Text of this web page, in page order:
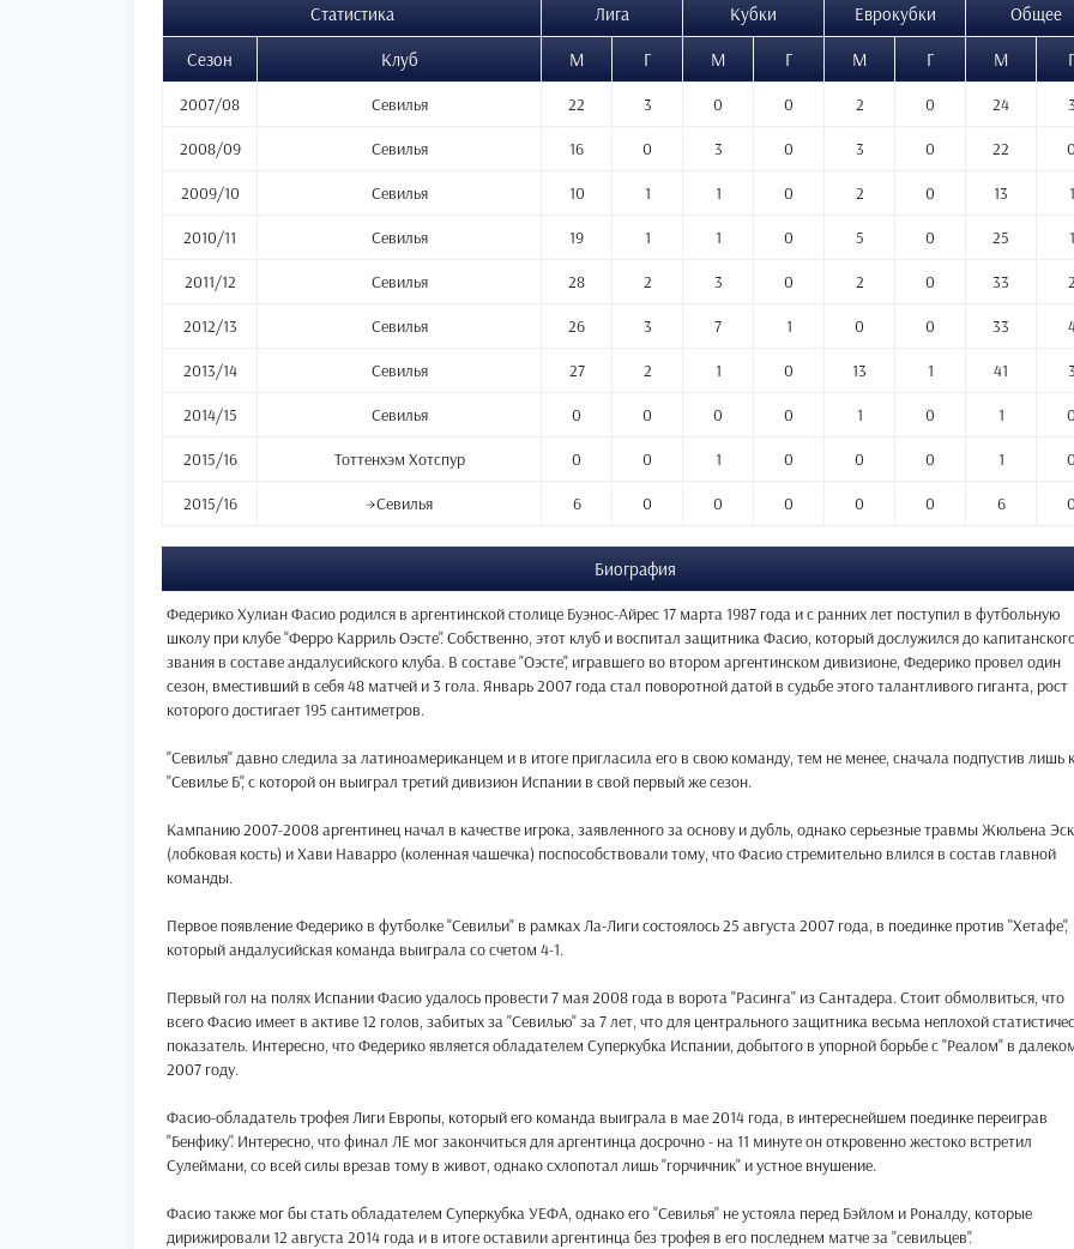
Статистика Лига Кубки Еврокубки
Общее
Сезон
Клуб М Г М Г М Г М Г
2007/08 Севилья 22 3 0 0 2 0 24 3
2008/09 Севилья 16 0 3 0 3 0 22 0
2009/10 Севилья 10 1 1 0 2 0 13 1
2010/11 Севилья 19 1 1 0 5 0 25 1
2011/12 Севилья 28 2 3 0 2 0 33 2
2012/13 Севилья 26 3 7 1 0 0 33
2013/14 Севилья 27 2 1 0 13 1 41 3
2014/15 Севилья 0 0 0 0 1 0 1 0
2015/16 Тоттенхэм Хотспур 0 0 1 0 0 0 1 0
2015/16 →Севилья 6 0 0 0 0 0 6 0
Биография
Федерико Хулиан Фасио родился в аргентинской столице Буэнос-Айрес 17 марта 1987 года и с ранних лет поступил в футбольную
школу при клубе "Ферро Карриль Оэсте". Собственно, этот клуб и воспитал защитника Фасио, который дослужился до
звания в составе андалусийского клуба. В составе "Оэсте", игравшего во втором аргентинском дивизионе, Федерико провел один
сезон, вместивший в себя 48 матчей и 3 гола. Январь 2007 года стал поворотной датой в судьбе этого талантливого гиганта, рост
которого достигает 195 сантиметров.
"Севилья" давно следила за латиноамериканцем и в итоге пригласила его в свою команду, тем не менее, сначала подпустив лишь к
"Севилье Б", с которой он выиграл третий дивизион Испании в свой первый же сезон.
Кампанию 2007-2008 аргентинец начал в качестве игрока, заявленного за основу и дубль, однако серьезные травмы Жюльена
(лобковая кость) и Хави Наварро (коленная чашечка) поспособствовали тому, что Фасио стремительно влился в состав главной
команды.
Первое появление Федерико в футболке "Севильи" в рамках Ла-Лиги состоялось 25 августа 2007 года, в поединке против "Хетафе",
который андалусийская команда выиграла со счетом 4-1.
Первый гол на полях Испании Фасио удалось провести 7 мая 2008 года в ворота "Расинга" из Сантадера. Стоит обмолвиться, что
всего Фасио имеет в активе 12 голов, забитых за "Севилью" за 7 лет, что для центрального защитника весьма неплохой
показатель. Интересно, что Федерико является обладателем Суперкубка Испании, добытого в упорной борьбе с "Реалом" в
2007 году.
Фасио-обладатель трофея Лиги Европы, который его команда выиграла в мае 2014 года, в интереснейшем поединке переиграв
"Бенфику". Интересно, что финал ЛЕ мог закончиться для аргентинца досрочно - на 11 минуте он откровенно жестоко встретил
Сулеймани, со всей силы врезав тому в живот, однако схлопотал лишь "горчичник" и устное внушение.
Фасио также мог бы стать обладателем Суперкубка УЕФА, однако его "Севилья" не устояла перед Бэйлом и Роналду, которые
дирижировали 12 августа 2014 года и в итоге оставили аргентинца без трофея в его последнем матче за "севильцев".